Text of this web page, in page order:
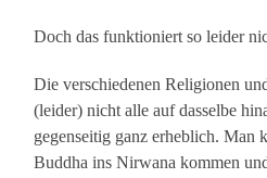
Doch das funktioniert so leider
Die verschiedenen Religionen
(leider) nicht alle auf dasselbe
gegenseitig ganz erheblich. Man
Buddha ins Nirwana kommen